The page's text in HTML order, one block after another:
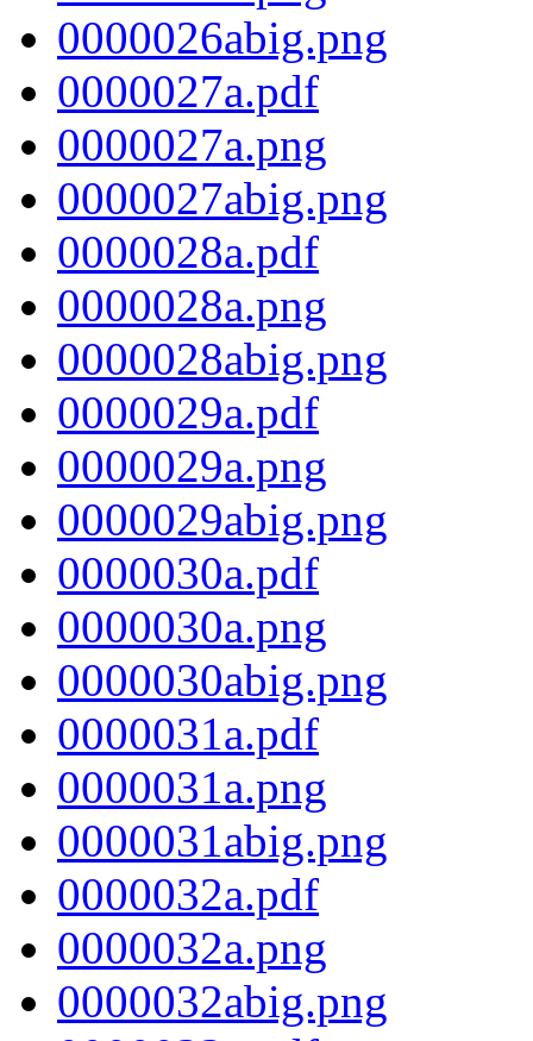
0000026abig.png
0000027a.pdf
0000027a.png
0000027abig.png
0000028a.pdf
0000028a.png
0000028abig.png
0000029a.pdf
0000029a.png
0000029abig.png
0000030a.pdf
0000030a.png
0000030abig.png
0000031a.pdf
0000031a.png
0000031abig.png
0000032a.pdf
0000032a.png
0000032abig.png